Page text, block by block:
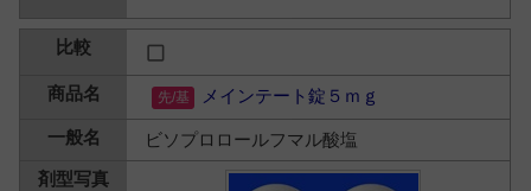
メインテート錠５ｍｇ
ビソプロロールフマル酸塩